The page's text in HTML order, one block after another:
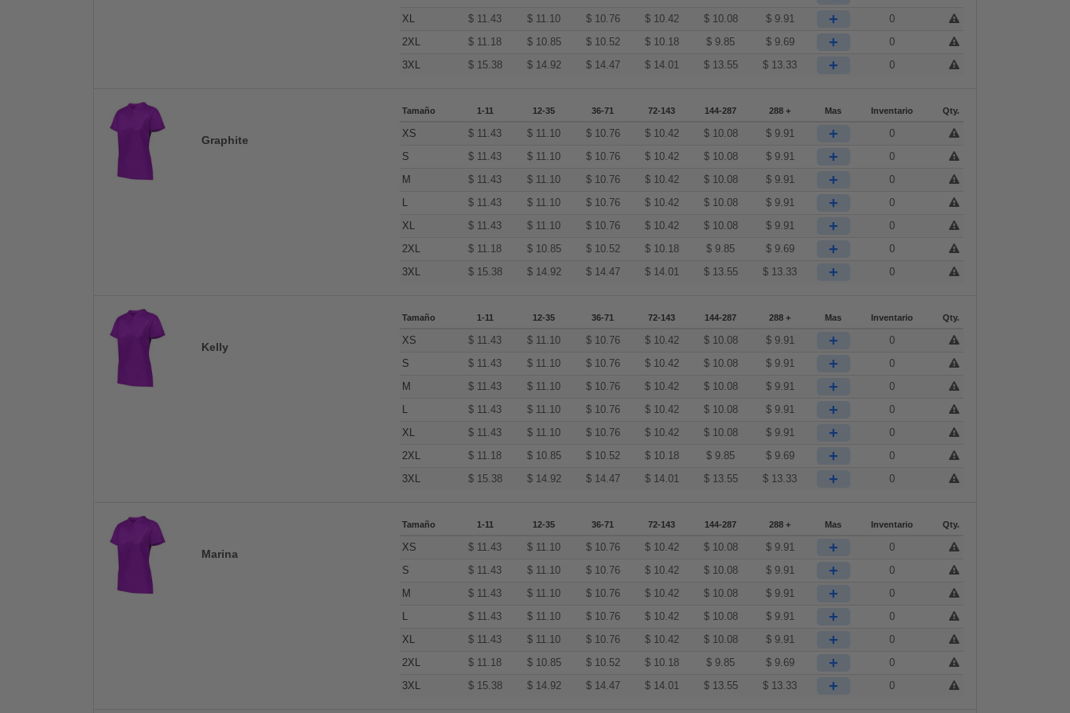
XL
$ 11.43 $ 11.10 $ 10.76 $ 10.42 $ 10.08 $ 9.91 +
0
2XL
$ 11.18 $ 10.85 $ 10.52 $ 10.18 $9.85 $ 9.69 +
0
3XL
$ 15.38 $ 14.92 $ 14.47 $ 14.01 $ 13.55 $ 13.33 + 0
Graphite
Tamaño 1-11 12-35 36-71 72-143 144-287 288 + Mas Inventario Qty.
XS $ 11.43 $ 11.10 $ 10.76 $ 10.42 $ 10.08 $ 9.91 +
0
S
$ 11.43 $ 11.10 $ 10.76 $ 10.42 $ 10.08 $ 9.91 +
0
M
$ 11.43 $ 11.10 $ 10.76 $ 10.42 $ 10.08 $ 9.91 +
0
L
$ 11.43 $ 11.10 $ 10.76 $ 10.42 $ 10.08 $ 9.91 +
0
XL
$ 11.43 $ 11.10 $ 10.76 $ 10.42 $ 10.08 $ 9.91 +
0
2XL
$ 11.18 $ 10.85 $ 10.52 $ 10.18 $9.85 $ 9.69 +
0
3XL
$ 15.38 $ 14.92 $ 14.47 $ 14.01 $ 13.55 $ 13.33 + 0
Kelly
Tamaño 1-11 12-35 36-71 72-143 144-287 288 + Mas Inventario Qty.
XS $ 11.43 $ 11.10 $ 10.76 $ 10.42 $ 10.08 $ 9.91 +
0
S
$ 11.43 $ 11.10 $ 10.76 $ 10.42 $ 10.08 $ 9.91 +
0
M
$ 11.43 $ 11.10 $ 10.76 $ 10.42 $ 10.08 $ 9.91 +
0
L
$ 11.43 $ 11.10 $ 10.76 $ 10.42 $ 10.08 $ 9.91 +
0
XL
$ 11.43 $ 11.10 $ 10.76 $ 10.42 $ 10.08 $ 9.91 +
0
2XL
$ 11.18 $ 10.85 $ 10.52 $ 10.18 $9.85 $ 9.69 +
0
3XL
$ 15.38 $ 14.92 $ 14.47 $ 14.01 $ 13.55 $ 13.33 + 0
Marina
Tamaño 1-11 12-35 36-71 72-143 144-287 288 + Mas Inventario Qty.
XS $ 11.43 $ 11.10 $ 10.76 $ 10.42 $ 10.08 $ 9.91 +
0
S
$ 11.43 $ 11.10 $ 10.76 $ 10.42 $ 10.08 $ 9.91 +
0
M
$ 11.43 $ 11.10 $ 10.76 $ 10.42 $ 10.08 $ 9.91 +
0
L
$ 11.43 $ 11.10 $ 10.76 $ 10.42 $ 10.08 $ 9.91 +
0
XL
$ 11.43 $ 11.10 $ 10.76 $ 10.42 $ 10.08 $ 9.91 +
0
2XL
$ 11.18 $ 10.85 $ 10.52 $ 10.18 $9.85 $ 9.69 +
0
3XL
$ 15.38 $ 14.92 $ 14.47 $ 14.01 $ 13.55 $ 13.33 + 0